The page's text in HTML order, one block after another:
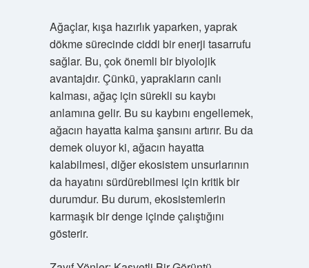
Ağaçlar, kışa hazırlık yaparken, yaprak
dökme sürecinde ciddi bir enerji tasarrufu
sağlar. Bu, çok önemli bir biyolojik
avantajdır. Çünkü, yaprakların canlı
kalması, ağaç için sürekli su kaybı
anlamına gelir. Bu su kaybını engellemek,
ağacın hayatta kalma şansını artırır. Bu da
demek oluyor ki, ağacın hayatta
kalabilmesi, diğer ekosistem unsurlarının
da hayatını sürdürebilmesi için kritik bir
durumdur. Bu durum, ekosistemlerin
karmaşık bir denge içinde çalıştığını
gösterir.